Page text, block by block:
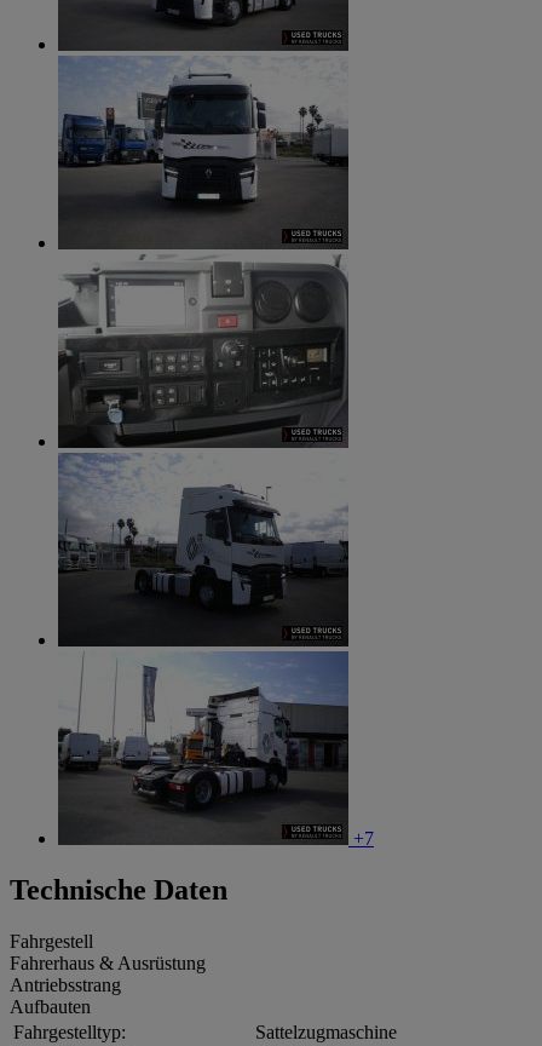
+7
Technische Daten
Fahrgestell
Fahrerhaus & Ausrüstung
Antriebsstrang
Aufbauten
Fahrgestelltyp:
Sattelzugmaschine